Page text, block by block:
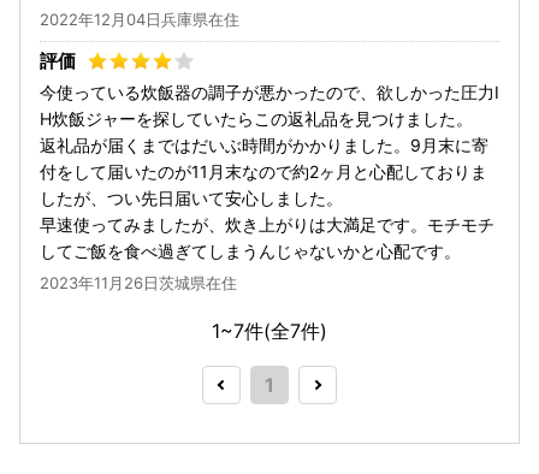
2022年12月04日兵庫県在住
今使っている炊飯器の調子が悪かったので、欲しかった圧力I
H炊飯ジャーを探していたらこの返礼品を見つけました。
返礼品が届くまではだいぶ時間がかかりました。9月末に寄
付をして届いたのが11月末なので約2ヶ月と心配しておりま
したが、つい先日届いて安心しました。
早速使ってみましたが、炊き上がりは大満足です。モチモチ
してご飯を食べ過ぎてしまうんじゃないかと心配です。
2023年11月26日茨城県在住
1~7件(全7件)
1